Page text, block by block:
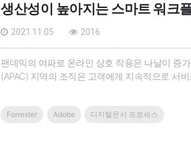
생산성이 높아지는 스마트 워크
2021.11.05 2016
팬데믹의 여파로 온라인 상호 작용은 나날이 증
(APAC) 지역의 조직은 고객에게 지속적으로 서
털 문서 처리를 담당하는 450명의 고위 IT 및 비
Forrester Adobe 디지털문서 프로세스